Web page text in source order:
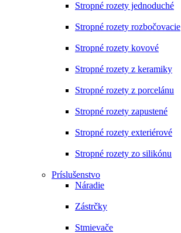
Stropné rozety jednoduché
Stropné rozety rozbočovacie
Stropné rozety kovové
Stropné rozety z keramiky
Stropné rozety z porcelánu
Stropné rozety zapustené
Stropné rozety exteriérové
Stropné rozety zo silikónu
Príslušenstvo
Náradie
Zástrčky
Stmievače